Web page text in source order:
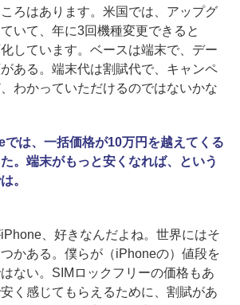
ろはあります。米国では、アップグ
いて、年に3回機種変更できると
しています。ベースは端末で、デー
ある。端末代は割賦代で、キャンペ
わかっていただけるのではないかな
は、一括価格が10万円を越えてくる
。端末がもっと安くなれば、という
。
、好きなんだよね。世界にはそ
かある。僕らが（iPhoneの）値段を
ない。SIMロックフリーの価格もあ
く感じてもらえるために、割賦があ